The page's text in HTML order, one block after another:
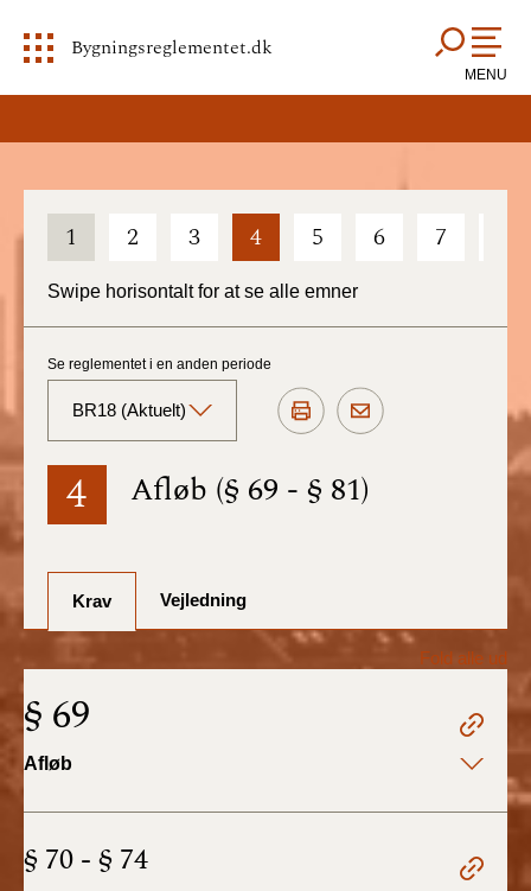
Bygningsreglementet.dk
MENU
1 2 3 4 5 6 7
Swipe horisontalt for at se alle emner
4 Afløb (§ 69 - § 81)
Se reglementet i en anden periode
BR18 (Aktuelt)
BR18 (Aktuelt)
BR18 (1/1-30/6
2025)
BR18 (1/7- 31/12
2024)
BR18 (1/1- 31/12
Krav Vejledning
Fold alle ud
§ 69
Afløb
§ 70 - § 74